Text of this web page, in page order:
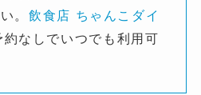
。飲食店 ちゃんこダイ
約なしでいつでも利用可